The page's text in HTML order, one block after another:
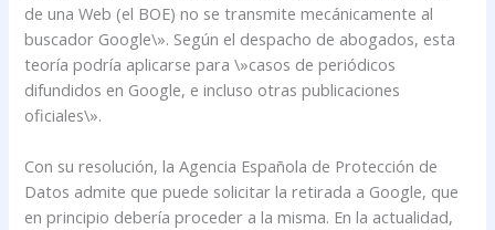
de una Web (el BOE) no se transmite mecánicamente al
buscador Google\». Según el despacho de abogados, esta
teoría podría aplicarse para \»casos de periódicos
difundidos en Google, e incluso otras publicaciones
oficiales\».
Con su resolución, la Agencia Española de Protección de
Datos admite que puede solicitar la retirada a Google, que
en principio debería proceder a la misma. En la actualidad,